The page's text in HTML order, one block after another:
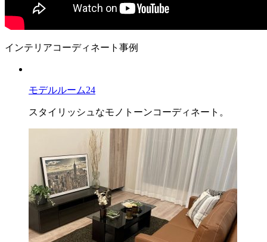
インテリアコーディネート事例
モデルルーム24
スタイリッシュなモノトーンコーディネート。